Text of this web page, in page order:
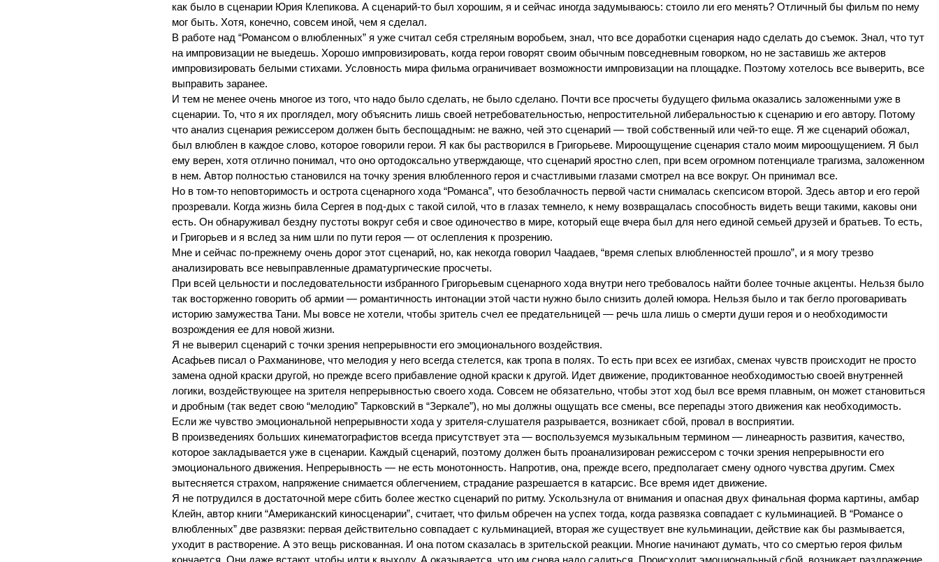
как было в сценарии Юрия Клепикова. А сценарий-то был хорошим, я и сейчас иногда задумываюсь: стоило ли его менять? Отличный бы фильм по нему
мог быть. Хотя, конечно, совсем иной, чем я сделал.
В работе над “Романсом о влюбленных” я уже считал себя стреляным воробьем, знал, что все доработки сценария надо сделать до съемок. Знал, что тут
на импровизации не выедешь. Хорошо импровизировать, когда герои говорят своим обычным повседневным говорком, но не заставишь же актеров
импровизировать белыми стихами. Условность мира фильма ограничивает возможности импровизации на площадке. Поэтому хотелось все выверить, все
выправить заранее.
И тем не менее очень многое из того, что надо было сделать, не было сделано. Почти все просчеты будущего фильма оказались заложенными уже в
сценарии. То, что я их проглядел, могу объяснить лишь своей нетребовательностью, непростительной либеральностью к сценарию и его автору. Потому
что анализ сценария режиссером должен быть беспощадным: не важно, чей это сценарий — твой собственный или чей-то еще. Я же сценарий обожал,
был влюблен в каждое слово, которое говорили герои. Я как бы растворился в Григорьеве. Мироощущение сценария стало моим мироощущением. Я был
ему верен, хотя отлично понимал, что оно ортодоксально утверждающе, что сценарий яростно слеп, при всем огромном потенциале трагизма, заложенном
в нем. Автор полностью становился на точку зрения влюбленного героя и счастливыми глазами смотрел на все вокруг. Он принимал все.
Но в том-то неповторимость и острота сценарного хода “Романса”, что безоблачность первой части снималась скепсисом второй. Здесь автор и его герой
прозревали. Когда жизнь била Сергея в под-дых с такой силой, что в глазах темнело, к нему возвращалась способность видеть вещи такими, каковы они
есть. Он обнаруживал бездну пустоты вокруг себя и свое одиночество в мире, который еще вчера был для него единой семьей друзей и братьев. То есть,
и Григорьев и я вслед за ним шли по пути героя — от ослепления к прозрению.
Мне и сейчас по-прежнему очень дорог этот сценарий, но, как некогда говорил Чаадаев, “время слепых влюбленностей прошло”, и я могу трезво
анализировать все невыправленные драматургические просчеты.
При всей цельности и последовательности избранного Григорьевым сценарного хода внутри него требовалось найти более точные акценты. Нельзя было
так восторженно говорить об армии — романтичность интонации этой части нужно было снизить долей юмора. Нельзя было и так бегло проговаривать
историю замужества Тани. Мы вовсе не хотели, чтобы зритель счел ее предательницей — речь шла лишь о смерти души героя и о необходимости
возрождения ее для новой жизни.
Я не выверил сценарий с точки зрения непрерывности его эмоционального воздействия.
Асафьев писал о Рахманинове, что мелодия у него всегда стелется, как тропа в полях. То есть при всех ее изгибах, сменах чувств происходит не просто
замена одной краски другой, но прежде всего прибавление одной краски к другой. Идет движение, продиктованное необходимостью своей внутренней
логики, воздействующее на зрителя непрерывностью своего хода. Совсем не обязательно, чтобы этот ход был все время плавным, он может становиться
и дробным (так ведет свою “мелодию” Тарковский в “Зеркале”), но мы должны ощущать все смены, все перепады этого движения как необходимость.
Если же чувство эмоциональной непрерывности хода у зрителя-слушателя разрывается, возникает сбой, провал в восприятии.
В произведениях больших кинематографистов всегда присутствует эта — воспользуемся музыкальным термином — линеарность развития, качество,
которое закладывается уже в сценарии. Каждый сценарий, поэтому должен быть проанализирован режиссером с точки зрения непрерывности его
эмоционального движения. Непрерывность — не есть монотонность. Напротив, она, прежде всего, предполагает смену одного чувства другим. Смех
вытесняется страхом, напряжение снимается облегчением, страдание разрешается в катарсис. Все время идет движение.
Я не потрудился в достаточной мере сбить более жестко сценарий по ритму. Ускользнула от внимания и опасная двух финальная форма картины, амбар
Клейн, автор книги “Американский киносценарии”, считает, что фильм обречен на успех тогда, когда развязка совпадает с кульминацией. В “Романсе о
влюбленных” две развязки: первая действительно совпадает с кульминацией, вторая же существует вне кульминации, действие как бы размывается,
уходит в растворение. А это вещь рискованная. И она потом сказалась в зрительской реакции. Многие начинают думать, что со смертью героя фильм
кончается. Они даже встают, чтобы идти к выходу. А оказывается, что им снова надо садиться. Происходит эмоциональный сбой, возникает раздражение,